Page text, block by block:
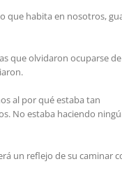
que habita en nosotros,
que olvidaron ocuparse
al por qué estaba tan
No estaba haciendo
un reflejo de su caminar